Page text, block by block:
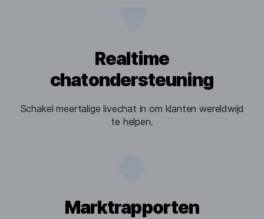
Realtime
chatondersteuning
Schakel meertalige livechat in om klanten wereldwijd
te helpen.
Marktrapporten